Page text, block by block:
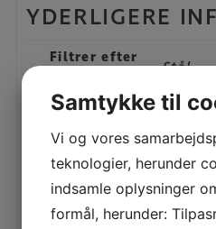
YDERLIGERE
Filtrer efter
Stål
RELATEREDE
NW109
Samtykke til
Vi og vores
teknologier, herunder
indsamle oplysninger
formål, herunder: